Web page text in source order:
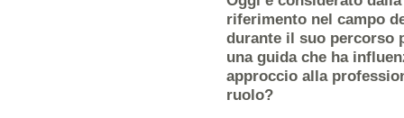
riferimento nel campo
durante il suo percorso
una guida che ha
approccio alla
ruolo?